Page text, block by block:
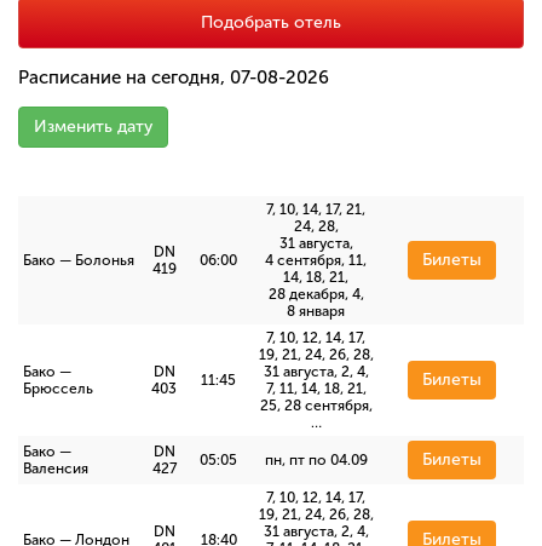
Подобрать отель
Расписание на сегодня, 07-08-2026
Изменить дату
Бако — Болонья
DN
419
06:00
7, 10, 14, 17, 21,
24, 28,
31 августа,
4 сентября, 11,
14, 18, 21,
28 декабря, 4,
8 января
Билеты
Бако —
Брюссель
DN
403
11:45
7, 10, 12, 14, 17,
19, 21, 24, 26, 28,
31 августа, 2, 4,
7, 11, 14, 18, 21,
25, 28 сентября,
…
Билеты
Бако —
Валенсия
DN
427
05:05 пн, пт по 04.09 Билеты
Бако — Лондон
DN
18:40
7, 10, 12, 14, 17,
19, 21, 24, 26, 28,
31 августа, 2, 4,
Билеты